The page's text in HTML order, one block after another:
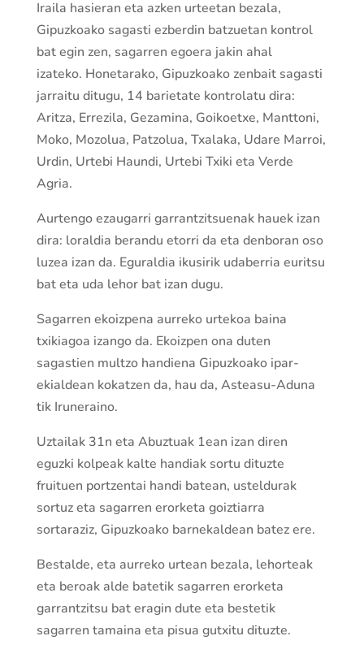
Iraila hasieran eta azken urteetan bezala,
Gipuzkoako sagasti ezberdin batzuetan kontrol
bat egin zen, sagarren egoera jakin ahal
izateko. Honetarako, Gipuzkoako zenbait sagasti
jarraitu ditugu, 14 barietate kontrolatu dira:
Aritza, Errezila, Gezamina, Goikoetxe, Manttoni,
Moko, Mozolua, Patzolua, Txalaka, Udare Marroi,
Urdin, Urtebi Haundi, Urtebi Txiki eta Verde
Agria.
Aurtengo ezaugarri garrantzitsuenak hauek izan
dira: loraldia berandu etorri da eta denboran oso
luzea izan da. Eguraldia ikusirik udaberria euritsu
bat eta uda lehor bat izan dugu.
Sagarren ekoizpena aurreko urtekoa baina
txikiagoa izango da. Ekoizpen ona duten
sagastien multzo handiena Gipuzkoako ipar-
ekialdean kokatzen da, hau da, Asteasu-Aduna
tik Iruneraino.
Uztailak 31n eta Abuztuak 1ean izan diren
eguzki kolpeak kalte handiak sortu dituzte
fruituen portzentai handi batean, usteldurak
sortuz eta sagarren erorketa goiztiarra
sortaraziz, Gipuzkoako barnekaldean batez ere.
Bestalde, eta aurreko urtean bezala, lehorteak
eta beroak alde batetik sagarren erorketa
garrantzitsu bat eragin dute eta bestetik
sagarren tamaina eta pisua gutxitu dituzte.